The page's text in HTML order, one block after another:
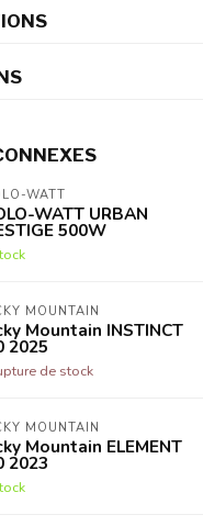
WATT
WATT URBAN
500W
MOUNTAIN
Mountain INSTINCT
2025
de stock
MOUNTAIN
Mountain ELEMENT
2023